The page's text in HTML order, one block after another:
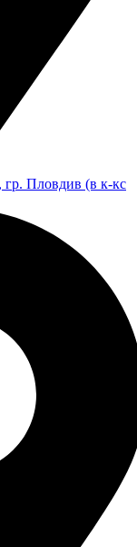
Пловдив (в к-кс